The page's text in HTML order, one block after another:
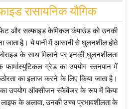
रासायनिक यौगिक
और सल्फाइड केमिकल कंपाउंड को उनकी
जाता है। ये पानी में आसानी से घुलनशील होते
के साथ मिलाने पर इनकी घुलनशीलता
ग्रेड का उपयोग स्तनपान में
का इलाज करने के लिए किया जाता है।
उपयोग ऑक्सीजन स्कैवेंजर के रूप में किया
के अलावा, उनकी उच्च प्रभावशीलता के